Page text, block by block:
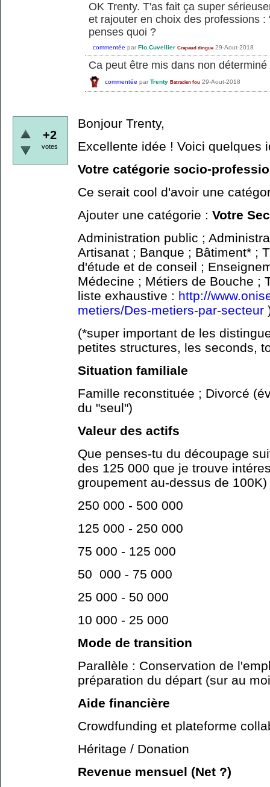
OK Trenty. T'as fait ça super
et rajouter en choix des professions
penses quoi ?
commentée par Flo.Cuvellier Crapaud dingue 29-Aout-2018
Ca peut être mis dans non déterminé
commentée par Trenty Batracien fou 29-Aout-2018
+2
votes
Bonjour Trenty,
Excellente idée ! Voici quelques
Votre catégorie socio-
Ce serait cool d'avoir une
Ajouter une catégorie : Votre
Administration public ;
Artisanat ; Banque ; Bâtiment* ;
d'étude et de conseil ;
Médecine ; Métiers de Bouche ;
liste exhaustive : http://
metiers/Des-metiers-par-secteur
(*super important de les
petites structures, les seconds,
Situation familiale
Famille reconstituée ; Divorcé
du "seul")
Valeur des actifs
Que penses-tu du découpage
des 125 000 que je trouve
groupement au-dessus de 100K)
250 000 - 500 000
125 000 - 250 000
75 000 - 125 000
50 000 - 75 000
25 000 - 50 000
10 000 - 25 000
Mode de transition
Parallèle : Conservation de
préparation du départ (sur au
Aide financière
Crowdfunding et plateforme
Héritage / Donation
Revenue mensuel (Net ?)